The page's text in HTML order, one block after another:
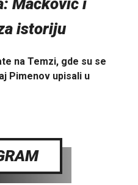
istoriju
na Temzi, gde su se
Pimenov upisali u